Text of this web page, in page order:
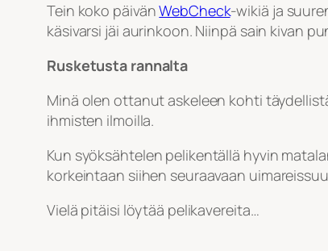
Tein koko päivänWebCheck-wikiä ja
käsivarsi jäi aurinkoon. Niinpä sain kivan
Rusketusta rannalta
Minä olen ottanut askeleen kohti
ihmisten ilmoilla.
Kun syöksähtelen pelikentällä hyvin
korkeintaan siihen seuraavaan
Vielä pitäisi löytää pelikavereita…